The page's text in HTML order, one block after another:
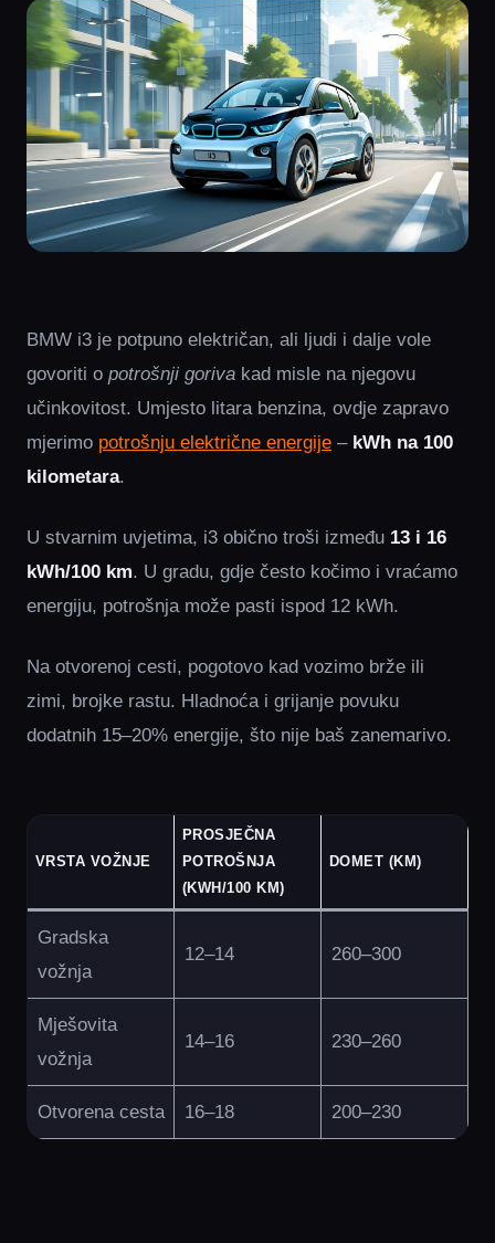
BMW i3 je potpuno električan, ali ljudi i dalje vole
govoriti o potrošnji goriva kad misle na njegovu
učinkovitost. Umjesto litara benzina, ovdje zapravo
mjerimo potrošnju električne energije – kWh na 100
kilometara.
U stvarnim uvjetima, i3 obično troši između 13 i 16
kWh/100 km. U gradu, gdje često kočimo i vraćamo
energiju, potrošnja može pasti ispod 12 kWh.
Na otvorenoj cesti, pogotovo kad vozimo brže ili
zimi, brojke rastu. Hladnoća i grijanje povuku
dodatnih 15–20% energije, što nije baš zanemarivo.
VRSTA VOŽNJE
PROSJEČNA
POTROŠNJA
(KWH/100 KM)
DOMET (KM)
Gradska
vožnja
12–14 260–300
Mješovita
vožnja
14–16 230–260
Otvorena cesta 16–18 200–230